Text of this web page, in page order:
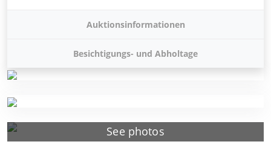
See photos
Auktionsinformationen
Besichtigungs- und Abholtage